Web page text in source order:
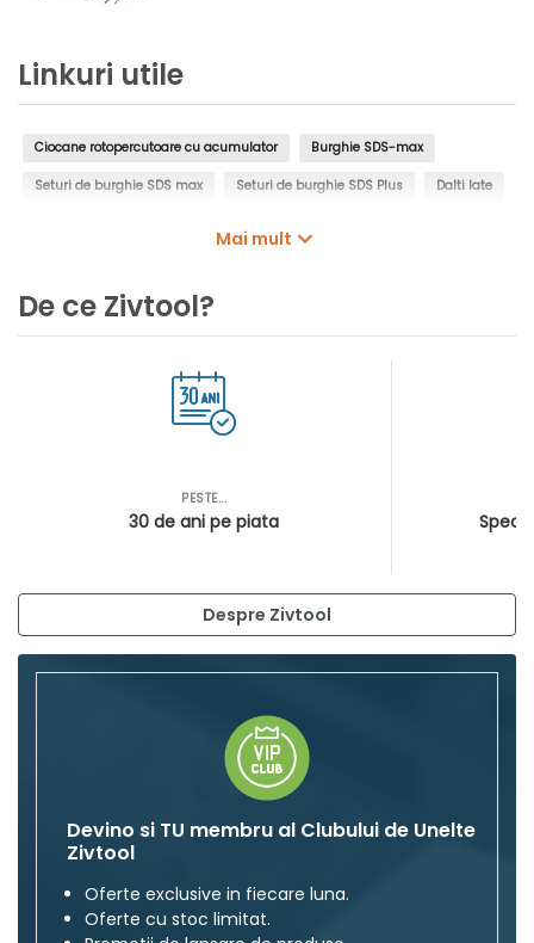
Linkuri utile
Ciocane rotopercutoare cu acumulator Burghie SDS-max
Seturi de burghie SDS max Seturi de burghie SDS Plus Dalti late
Seturi de acumulatori si incarcatoare
Mai mult
De ce Zivtool?
PESTE...
30 de ani pe piata
Despre Zivtool
Devino si TU membru al Clubului de Unelte
Zivtool
Oferte exclusive in fiecare luna.
Oferte cu stoc limitat.